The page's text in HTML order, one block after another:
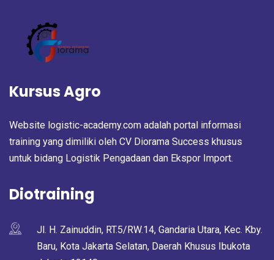
Kursus Agro
Website logistic-academy.com adalah portal informasi
training yang dimiliki oleh CV Diorama Success khusus
untuk bidang Logistik Pengadaan dan Ekspor Import.
Diotraining
Jl. H. Zainuddin, RT.5/RW.14, Gandaria Utara, Kec. Kby.
Baru, Kota Jakarta Selatan, Daerah Khusus Ibukota